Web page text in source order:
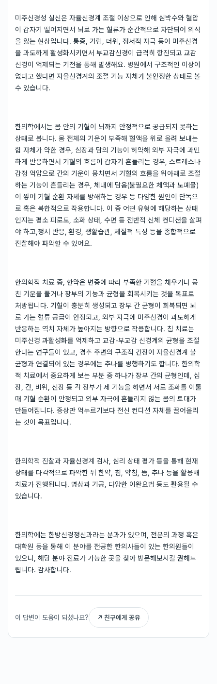
미주신경성 실신은 자율신경계 조절 이상으로 인해 심박수와 혈압
이 갑자기 떨어지면서 뇌로 가는 혈류가 순간적으로 차단되어 의식
을 잃는 현상입니다. 통증, 기립, 더위, 정서적 자극 등이 미주신경
을 과도하게 활성화시키면서 부교감신경이 급격히 항진되고 교감
신경이 억제되는 기전을 통해 발생해요. 병원에서 구조적인 이상이
없다고 했다면 자율신경계의 조절 기능 자체가 불안정한 상태로 볼
수 있습니다.
한의학에서는 몸 안의 기혈이 뇌까지 안정적으로 공급되지 못하는
상태로 봅니다. 몸 전체의 기운이 부족해 혈액을 위로 올려 보내는
힘 자체가 약한 경우, 심장과 담의 기능이 허약해 외부 자극에 과민
하게 반응하면서 기혈의 흐름이 갑자기 흔들리는 경우, 스트레스나
감정 억압으로 간의 기운이 뭉치면서 기혈의 흐름을 위아래로 조절
하는 기능이 흔들리는 경우, 체내에 담음(불필요한 체액과 노폐물)
이 쌓여 기혈 순환 자체를 방해하는 경우 등 다양한 원인이 단독으
로 혹은 복합적으로 작용합니다. 이 중 어떤 유형에 해당하는 상태
인지는 평소 피로도, 소화 상태, 수면 등 전반적 신체 컨디션을 살펴
야 하고,정서 반응, 환경, 생활습관, 체질적 특성 등을 종합적으로
진찰해야 파악할 수 있어요.
한의학적 치료 중, 한약은 변증에 따라 부족한 기혈을 채우거나 뭉
친 기운을 풀거나 장부의 기능과 균형을 회복시키는 것을 목표로
처방됩니다. 기혈이 충분히 생성되고 장부 간 균형이 회복되면 뇌
로 가는 혈류 공급이 안정되고, 외부 자극에 미주신경이 과도하게
반응하는 역치 자체가 높아지는 방향으로 작용합니다. 침 치료는
미주신경 과활성화를 억제하고 교감-부교감 신경계의 균형을 조절
한다는 연구들이 있고, 경추 주변의 구조적 긴장이 자율신경계 불
균형과 연결되어 있는 경우에는 추나를 병행하기도 합니다. 한의학
적 치료에서 중요하게 보는 부분 중 하나가 장부 간의 균형인데, 심
장, 간, 비위, 신장 등 각 장부가 제 기능을 하면서 서로 조화를 이룰
때 기혈 순환이 안정되고 외부 자극에 흔들리지 않는 몸의 토대가
만들어집니다. 증상만 억누르기보다 전신 컨디션 자체를 끌어올리
는 것이 목표입니다.
한의학적 진찰과 자율신경계 검사, 심리 상태 평가 등을 통해 현재
상태를 다각적으로 파악한 뒤 한약, 침, 약침, 뜸, 추나 등을 활용해
치료가 진행됩니다. 명상과 기공, 다양한 이완요법 등도 활용될 수
있습니다.
한의학에는 한방신경정신과라는 분과가 있으며, 전문의 과정 혹은
대학원 등을 통해 이 분야를 전공한 한의사들이 있는 한의원들이
있으니, 해당 분야 진료가 가능한 곳을 찾아 방문해보시길 권해드
립니다. 감사합니다.
이 답변이 도움이 되셨나요? ↗ 친구에게 공유